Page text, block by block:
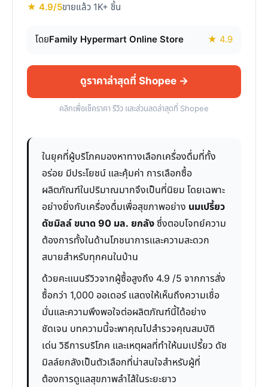
★ 4.9/5ขายแล้ว 1K+ ชิ้น
โดยFamily Hypermart Online Store ★ 4.9
ดูราคาล่าสุดที่ Shopee →
คลิกเพื่อเช็คราคา รีวิว และส่วนลดล่าสุดที่ Shopee
ในยุคที่ผู้บริโภคมองหาทางเลือกเครื่องดื่มที่ทั้ง
อร่อย มีประโยชน์ และคุ้มค่า การเลือกซื้อ
ผลิตภัณฑ์ในปริมาณมากจึงเป็นที่นิยม โดยเฉพาะ
อย่างยิ่งกับเครื่องดื่มเพื่อสุขภาพอย่าง นมเปรี้ยว
ดัชมิลล์ ขนาด 90 มล. ยกลังซึ่งตอบโจทย์ความ
ต้องการทั้งในด้านโภชนาการและความสะดวก
สบายสำหรับทุกคนในบ้าน
ด้วยคะแนนรีวิวจากผู้ซื้อสูงถึง 4.9 /5 จากการสั่ง
ซื้อกว่า 1,000 ออเดอร์ แสดงให้เห็นถึงความเชื่อ
มั่นและความพึงพอใจต่อผลิตภัณฑ์นี้ได้อย่าง
ชัดเจน บทความนี้จะพาคุณไปสำรวจคุณสมบัติ
เด่น วิธีการบริโภค และเหตุผลที่ทำให้นมเปรี้ยว ดัช
มิลล์ยกลังเป็นตัวเลือกที่น่าสนใจสำหรับผู้ที่
ต้องการดูแลสุขภาพลำไส้ในระยะยาว